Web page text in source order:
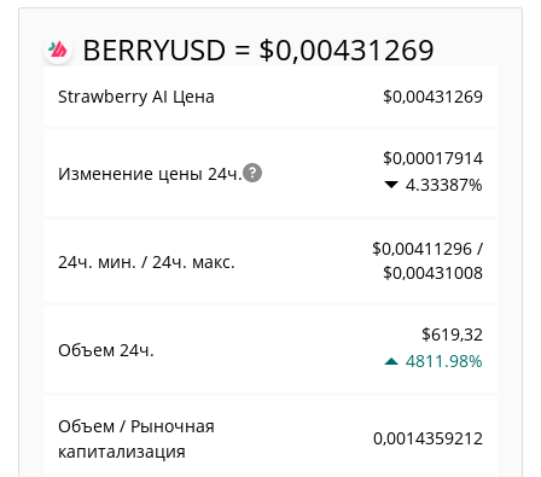
BERRYUSD = $0,00431269
Strawberry AI Цена $0,00431269
Изменение цены 24ч.
$0,00017914
4.33387%
24ч. мин. / 24ч. макс.
$0,00411296 /
$0,00431008
Объем 24ч.
$619,32
4811.98%
Объем / Рыночная
капитализация
0,0014359212